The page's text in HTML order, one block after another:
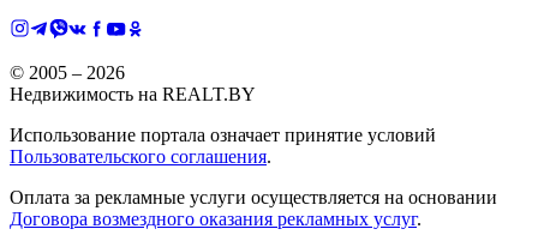
© 2005 – 2026
Недвижимость на REALT.BY
Использование портала означает принятие условий
Пользовательского соглашения.
Оплата за рекламные услуги осуществляется на основании
Договора возмездного оказания рекламных услуг.